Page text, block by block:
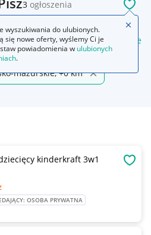
3 ogłoszenia
bramy przesuwnej wózki
mazurskie, +0 km
kinderkraft 3w1
OSOBA PRYWATNA
wyszukiwania do ulubionych.
się nowe oferty, wyślemy Ci je
powiadomienia w ulubionych
.